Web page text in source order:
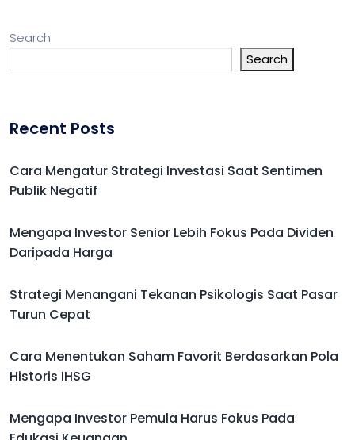
Search
Search
Recent Posts
Cara Mengatur Strategi Investasi Saat Sentimen
Publik Negatif
Mengapa Investor Senior Lebih Fokus Pada Dividen
Daripada Harga
Strategi Menangani Tekanan Psikologis Saat Pasar
Turun Cepat
Cara Menentukan Saham Favorit Berdasarkan Pola
Historis IHSG
Mengapa Investor Pemula Harus Fokus Pada